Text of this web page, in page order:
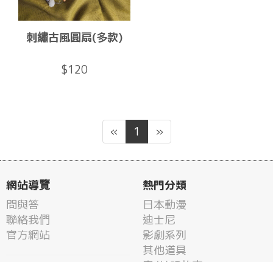
刺繡古風圓扇(多款)
$120
« 1 »
網站導覽
問與答
聯絡我們
官方網站
熱門分類
日本動漫
迪士尼
影劇系列
其他道具